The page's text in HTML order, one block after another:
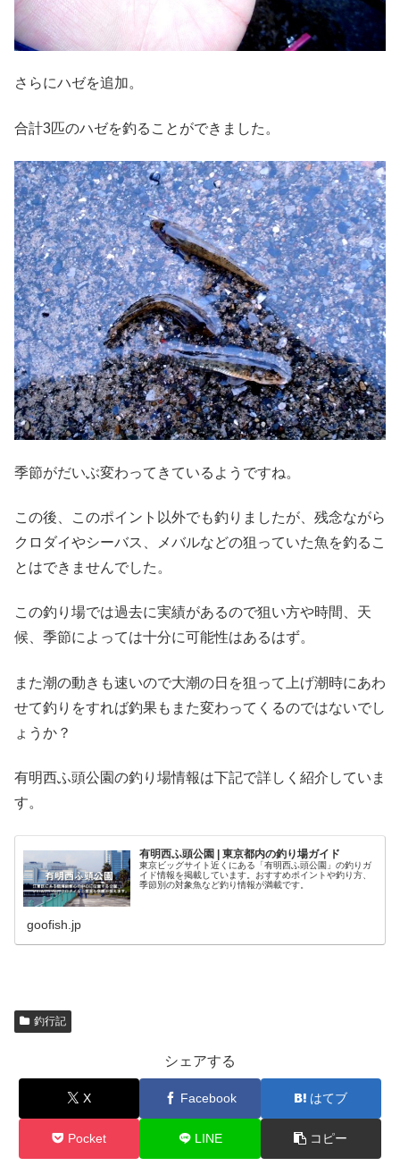
さらにハゼを追加。
合計3匹のハゼを釣ることができました。
季節がだいぶ変わってきているようですね。
この後、このポイント以外でも釣りましたが、残念ながら
クロダイやシーバス、メバルなどの狙っていた魚を釣るこ
とはできませんでした。
この釣り場では過去に実績があるので狙い方や時間、天
候、季節によっては十分に可能性はあるはず。
また潮の動きも速いので大潮の日を狙って上げ潮時にあわ
せて釣りをすれば釣果もまた変わってくるのではないでし
ょうか？
有明西ふ頭公園の釣り場情報は下記で詳しく紹介していま
す。
有明西ふ頭公園 | 東京都内の釣り場ガイド
東京ビッグサイト近くにある「有明西ふ頭公園」の釣りガ
イド情報を掲載しています。おすすめポイントや釣り方、
季節別の対象魚など釣り情報が満載です。
goofish.jp
釣行記
シェアする
X Facebook はてブ
Pocket LINE コピー